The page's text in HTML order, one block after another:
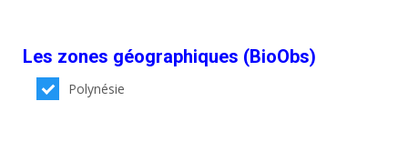
Les zones géographiques (BioObs)
Polynésie